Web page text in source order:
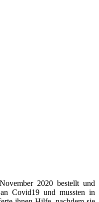
2020 bestellt und
Covid19 und mussten in